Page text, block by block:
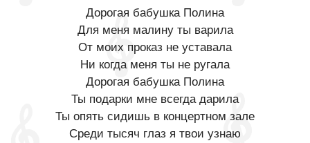
Дорогая бабушка Полина
Для меня малину ты варила
От моих проказ не уставала
Ни когда меня ты не ругала
Дорогая бабушка Полина
Ты подарки мне всегда дарила
Ты опять сидишь в концертном зале
Среди тысяч глаз я твои узнаю